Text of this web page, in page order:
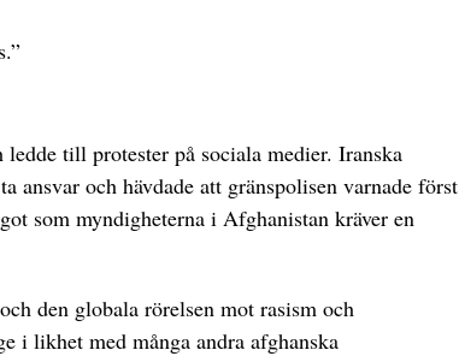
ledde till protester på sociala medier. Iranska
ansvar och hävdade att gränspolisen varnade först
som myndigheterna i Afghanistan kräver en
den globala rörelsen mot rasism och
i likhet med många andra afghanska